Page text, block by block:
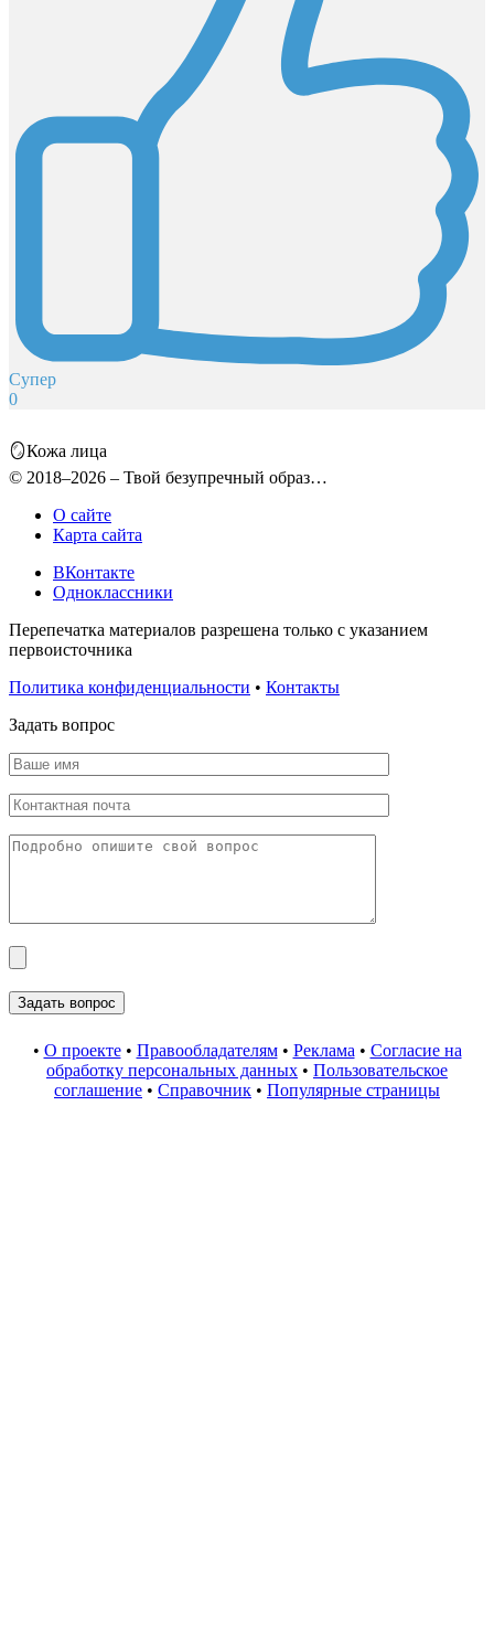
Супер
0
🪞Кожа лица
© 2018–2026 – Твой безупречный образ…
О сайте
Карта сайта
ВКонтакте
Одноклассники
Перепечатка материалов разрешена только с указанием
первоисточника
Политика конфиденциальности • Контакты
Задать вопрос
• О проекте• Правообладателям• Реклама • Согласие на
обработку персональных данных • Пользовательское
соглашение • Справочник • Популярные страницы